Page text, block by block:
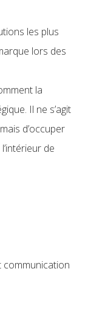
les plus
lors des
la
Il ne s’agit
d’occuper
de